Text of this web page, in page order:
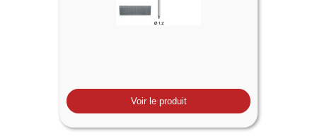
Voir le produit